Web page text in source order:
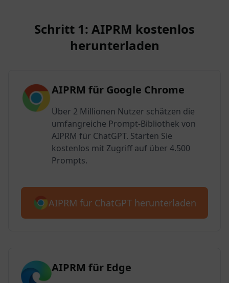
Schritt 1: AIPRM kostenlos
herunterladen
AIPRM für Google Chrome
Über 2 Millionen Nutzer schätzen die
umfangreiche Prompt-Bibliothek von
AIPRM für ChatGPT. Starten Sie
kostenlos mit Zugriff auf über 4.500
Prompts.
AIPRM für ChatGPT herunterladen
AIPRM für Edge